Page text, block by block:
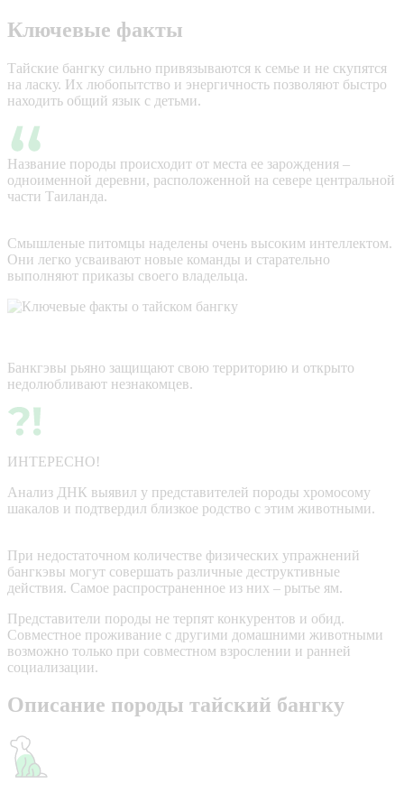
Ключевые факты
Тайские бангку сильно привязываются к семье и не скупятся
на ласку. Их любопытство и энергичность позволяют быстро
находить общий язык с детьми.
Название породы происходит от места ее зарождения –
одноименной деревни, расположенной на севере центральной
части Таиланда.
Смышленые питомцы наделены очень высоким интеллектом.
Они легко усваивают новые команды и старательно
выполняют приказы своего владельца.
Банкгэвы рьяно защищают свою территорию и открыто
недолюбливают незнакомцев.
ИНТЕРЕСНО!
Анализ ДНК выявил у представителей породы хромосому
шакалов и подтвердил близкое родство с этим животными.
При недостаточном количестве физических упражнений
бангкэвы могут совершать различные деструктивные
действия. Самое распространенное из них – рытье ям.
Представители породы не терпят конкурентов и обид.
Совместное проживание с другими домашними животными
возможно только при совместном взрослении и ранней
социализации.
Описание породы тайский бангку